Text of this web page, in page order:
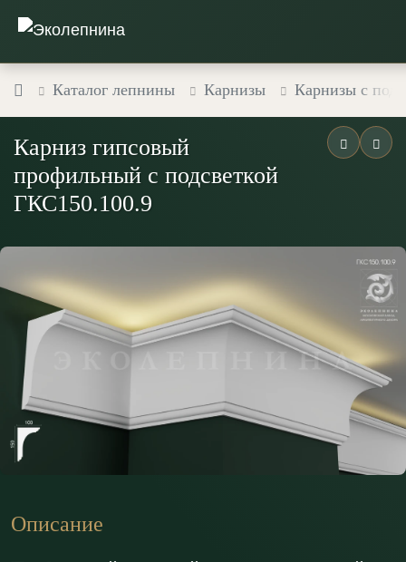
Каталог лепнины Карнизы Карнизы с
Карниз гипсовый
профильный с подсветкой
ГКС150.100.9
Описание